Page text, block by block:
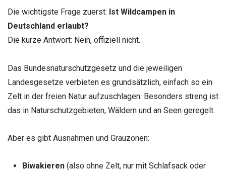
Die wichtigste Frage zuerst: Ist Wildcampen in
Deutschland erlaubt?
Die kurze Antwort: Nein, offiziell nicht.
Das Bundesnaturschutzgesetz und die jeweiligen
Landesgesetze verbieten es grundsätzlich, einfach so ein
Zelt in der freien Natur aufzuschlagen. Besonders streng ist
das in Naturschutzgebieten, Wäldern und an Seen geregelt.
Aber es gibt Ausnahmen und Grauzonen:
Biwakieren(also ohne Zelt, nur mit Schlafsack oder